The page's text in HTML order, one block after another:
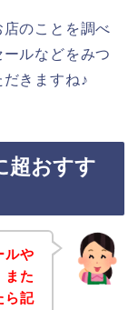
のことを調べ
ルなどをみつ
きますね♪
超おすす
ルや
また
ら記